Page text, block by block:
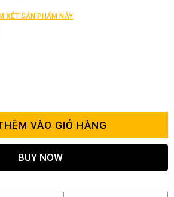
XÉT SẢN PHẨM NÀY
VÀO GIỎ HÀNG
BUY NOW